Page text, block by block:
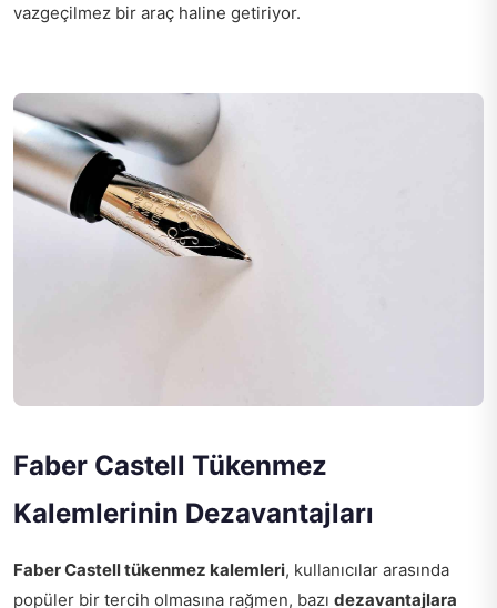
vazgeçilmez bir araç haline getiriyor.
Faber Castell Tükenmez
Kalemlerinin Dezavantajları
Faber Castell tükenmez kalemleri, kullanıcılar arasında
popüler bir tercih olmasına rağmen, bazı dezavantajlara